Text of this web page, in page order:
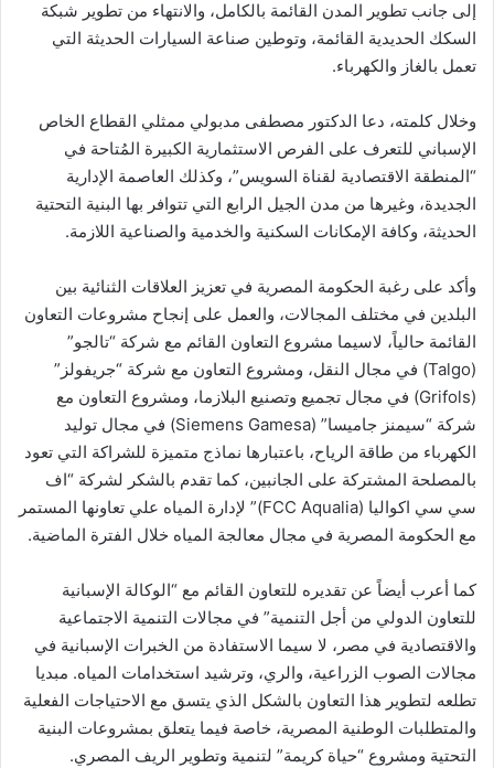
إلى جانب تطوير المدن القائمة بالكامل، والانتهاء من تطوير شبكة
السكك الحديدية القائمة، وتوطين صناعة السيارات الحديثة التي
تعمل بالغاز والكهرباء.
وخلال كلمته، دعا الدكتور مصطفى مدبولي ممثلي القطاع الخاص
الإسباني للتعرف على الفرص الاستثمارية الكبيرة المُتاحة في
“المنطقة الاقتصادية لقناة السويس”، وكذلك العاصمة الإدارية
الجديدة، وغيرها من مدن الجيل الرابع التي تتوافر بها البنية التحتية
الحديثة، وكافة الإمكانات السكنية والخدمية والصناعية اللازمة.
وأكد على رغبة الحكومة المصرية في تعزيز العلاقات الثنائية بين
البلدين في مختلف المجالات، والعمل على إنجاح مشروعات التعاون
القائمة حالياً، لاسيما مشروع التعاون القائم مع شركة “تالجو”
(Talgo) في مجال النقل، ومشروع التعاون مع شركة “جريفولز”
(Grifols) في مجال تجميع وتصنيع البلازما، ومشروع التعاون مع
شركة “سيمنز جاميسا” (Siemens Gamesa) في مجال توليد
الكهرباء من طاقة الرياح، باعتبارها نماذج متميزة للشراكة التي تعود
بالمصلحة المشتركة على الجانبين، كما تقدم بالشكر لشركة “اف
سي سي اكواليا (FCC Aqualia)” لإدارة المياه علي تعاونها المستمر
مع الحكومة المصرية في مجال معالجة المياه خلال الفترة الماضية.
كما أعرب أيضاً عن تقديره للتعاون القائم مع “الوكالة الإسبانية
للتعاون الدولي من أجل التنمية” في مجالات التنمية الاجتماعية
والاقتصادية في مصر، لا سيما الاستفادة من الخبرات الإسبانية في
مجالات الصوب الزراعية، والري، وترشيد استخدامات المياه. مبديا
تطلعه لتطوير هذا التعاون بالشكل الذي يتسق مع الاحتياجات الفعلية
والمتطلبات الوطنية المصرية، خاصة فيما يتعلق بمشروعات البنية
التحتية ومشروع “حياة كريمة” لتنمية وتطوير الريف المصري.